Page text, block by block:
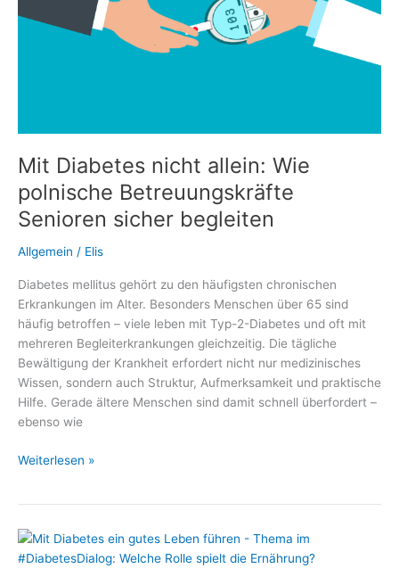
Mit Diabetes nicht allein: Wie
polnische Betreuungskräfte
Senioren sicher begleiten
Allgemein / Elis
Diabetes mellitus gehört zu den häufigsten chronischen
Erkrankungen im Alter. Besonders Menschen über 65 sind
häufig betroffen – viele leben mit Typ-2-Diabetes und oft mit
mehreren Begleiterkrankungen gleichzeitig. Die tägliche
Bewältigung der Krankheit erfordert nicht nur medizinisches
Wissen, sondern auch Struktur, Aufmerksamkeit und praktische
Hilfe. Gerade ältere Menschen sind damit schnell überfordert –
ebenso wie
Mit
Wie
polnische
Weiterlesen »